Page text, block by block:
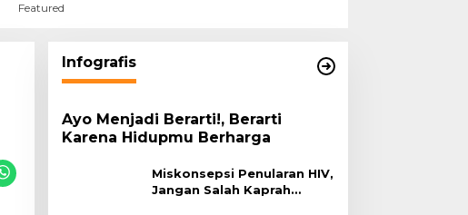
Featured
Infografis
Ayo Menjadi Berarti!, Berarti
Karena Hidupmu Berharga
Miskonsepsi Penularan HIV,
Jangan Salah Kaprah